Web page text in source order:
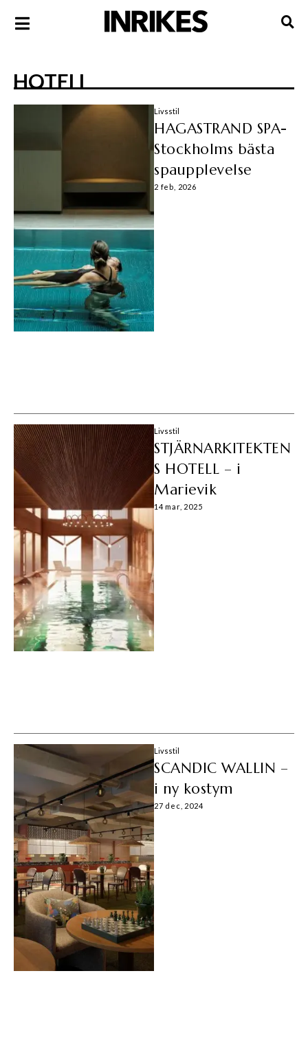
HOTELL
Livsstil
HAGASTRAND SPA-
Stockholms bästa
spaupplevelse
2 feb, 2026
Livsstil
STJÄRNARKITEKTEN
S HOTELL – i
Marievik
14 mar, 2025
Livsstil
SCANDIC WALLIN –
i ny kostym
27 dec, 2024